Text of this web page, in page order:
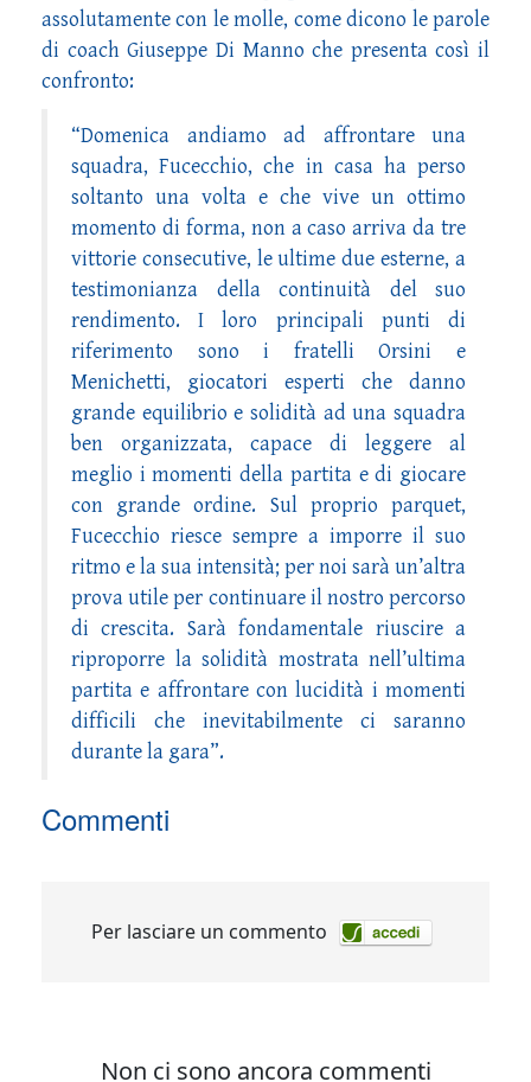
assolutamente con le molle, come dicono le parole
di coach Giuseppe Di Manno che presenta così il
confronto:
“Domenica andiamo ad affrontare una
squadra, Fucecchio, che in casa ha perso
soltanto una volta e che vive un ottimo
momento di forma, non a caso arriva da tre
vittorie consecutive, le ultime due esterne, a
testimonianza della continuità del suo
rendimento. I loro principali punti di
riferimento sono i fratelli Orsini e
Menichetti, giocatori esperti che danno
grande equilibrio e solidità ad una squadra
ben organizzata, capace di leggere al
meglio i momenti della partita e di giocare
con grande ordine. Sul proprio parquet,
Fucecchio riesce sempre a imporre il suo
ritmo e la sua intensità; per noi sarà un’altra
prova utile per continuare il nostro percorso
di crescita. Sarà fondamentale riuscire a
riproporre la solidità mostrata nell’ultima
partita e affrontare con lucidità i momenti
difficili che inevitabilmente ci saranno
durante la gara”.
Commenti